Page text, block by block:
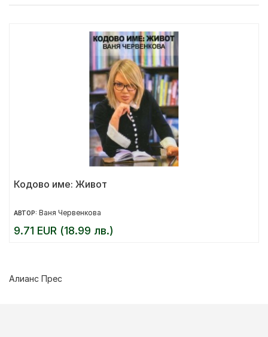
Кодово име: Живот
АВТОР: Ваня Червенкова
9.71 EUR (18.99 лв.)
Алианс Прес